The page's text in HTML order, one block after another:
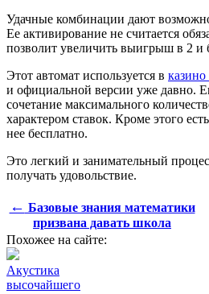
Удачные комбинации дают
Ее активирование не считается
позволит увеличить выигрыш в 2 и
Этот автомат используется в
и официальной версии уже давно.
сочетание максимального
характером ставок. Кроме этого
нее бесплатно.
Это легкий и занимательный
получать удовольствие.
← Базовые знания математики
призвана давать школа
Похожее на сайте:
Акустика
высочайшего